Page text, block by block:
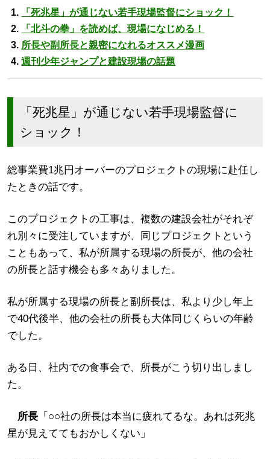
「死兆星」が通じない若手現場監督にショック！
「北斗の拳」を読めば、現場になじめる！
所長や副所長と親密になれるオススメ漫画
週刊少年ジャンプと建設現場の話題
「死兆星」が通じない若手現場監督に
ショック！
総事業費1兆円オーバーのプロジェクトの現場に赴任し
たときの話です。
このプロジェクトの工事は、複数の建設会社がそれぞ
れ別々に受注していますが、同じプロジェクトという
こともあって、私が所属する現場の所長が、他の会社
の所長と話す機会も多々ありました。
私が所属する現場の所長と副所長は、私より少し年上
で40代後半、他の会社の所長も大体同じくらいの年齢
でした。
ある日、社内での食事会で、所長がこう切り出しまし
た。
所長 「○○社の所長は本当に疲れてるな。あれは死兆
星が見えててもおかしくない」